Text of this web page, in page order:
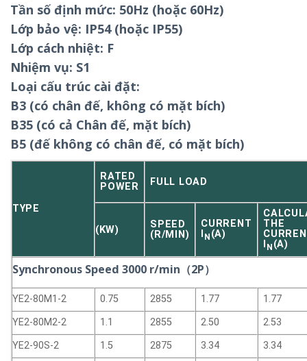
Tần số định mức: 50Hz (hoặc 60Hz)
Lớp bảo vệ: IP54 (hoặc IP55)
Lớp cách nhiệt: F
Nhiệm vụ: S1
Loại cấu trúc cài đặt:
B3 (có chân đế, không có mặt bích)
B35 (có cả Chân đế, mặt bích)
B5 (đế không có chân đế, có mặt bích)
TYPE
RATED
POWER
FULL LOAD
(KW)
SPEED
(R/MIN)
CURRENT
N (A)
THE
N (A)
Synchronous Speed 3000 r/min（2P）
YE2-80M1-2 0.75 2855 1.77
1.77
YE2-80M2-2
1.1 2855 2.50
2.53
YE2-90S-2
1.5 2875 3.34
3.34